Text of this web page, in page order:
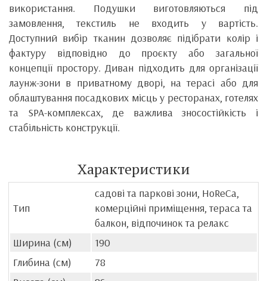
використання. Подушки виготовляються під
замовлення, текстиль не входить у вартість.
Доступний вибір тканин дозволяє підібрати колір і
фактуру відповідно до проєкту або загальної
концепції простору. Диван підходить для організації
лаунж-зони в приватному дворі, на терасі або для
облаштування посадкових місць у ресторанах, готелях
та SPA-комплексах, де важлива зносостійкість і
стабільність конструкції.
Характеристики
Тип
садові та паркові зони, HoReCa,
комерційні приміщення, тераса та
балкон, відпочинок та релакс
Ширина (см)
190
Глибина (см)
78